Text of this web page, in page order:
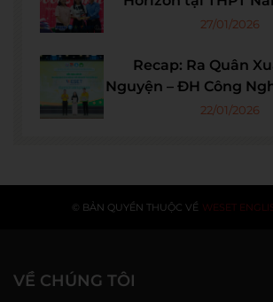
27/01/2026
Recap: Ra Quân
Nguyện – ĐH Công
TPHCM
22/01/2026
© BẢN QUYỀN THUỘC VỀ WESET
VỀ CHÚNG TÔI